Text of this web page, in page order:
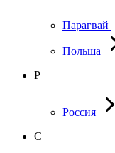
Парагвай
Польша
Р
Россия
С